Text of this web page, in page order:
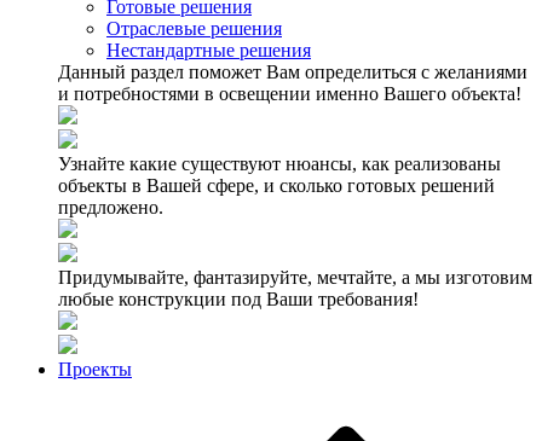
Готовые решения
Отраслевые решения
Нестандартные решения
Данный раздел поможет Вам определиться с желаниями
и потребностями в освещении именно Вашего объекта!
Узнайте какие существуют нюансы, как реализованы
объекты в Вашей сфере, и сколько готовых решений
предложено.
Придумывайте, фантазируйте, мечтайте, а мы изготовим
любые конструкции под Ваши требования!
Проекты